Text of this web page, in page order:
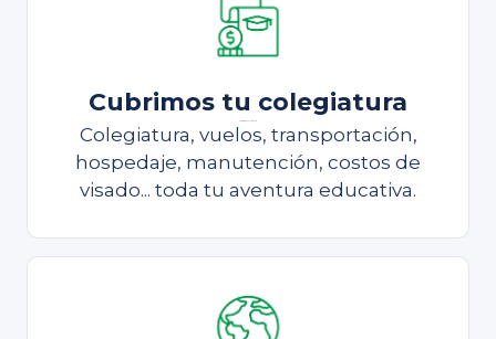
Cubrimos tu colegiatura
Colegiatura, vuelos, transportación,
hospedaje, manutención, costos de
visado... toda tu aventura educativa.